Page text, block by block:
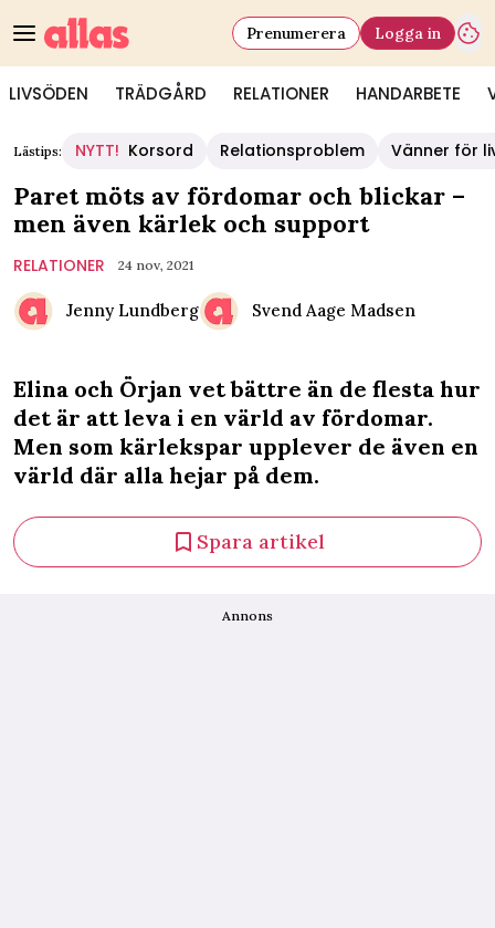
LIVSÖDEN TRÄDGÅRD RELATIONER HANDARBETE
Prenumerera Logga in
Lästips: NYTT! Korsord Relationsproblem Vänner för
Paret möts av fördomar och blickar –
men även kärlek och support
RELATIONER 24 nov, 2021
Jenny Lundberg Svend Aage Madsen
Elina och Örjan vet bättre än de flesta hur
det är att leva i en värld av fördomar.
Men som kärlekspar upplever de även en
värld där alla hejar på dem.
Spara artikel
Annons